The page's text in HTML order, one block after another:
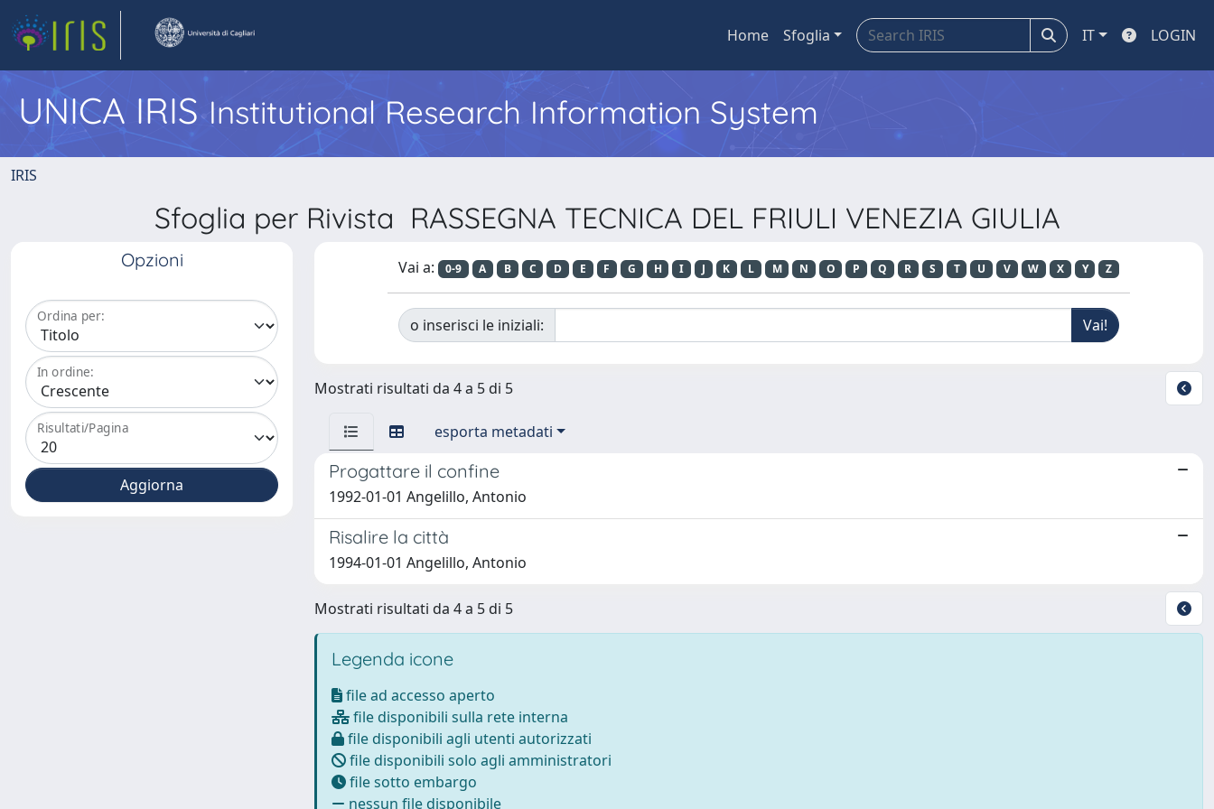
Home Sfoglia IT LOGIN
UNICA IRISInstitutional Research Information System
IRIS
Sfoglia per Rivista RASSEGNA TECNICA DEL FRIULI VENEZIA GIULIA
Opzioni
Ordina per:
In ordine:
Risultati/Pagina
Vai a: 0-9 A B C D E F G H I J K L M N O P Q R S T U V W X Y Z
o inserisci le iniziali:
Mostrati risultati da 4 a 5 di 5
esporta metadati
Progattare il confine
1992-01-01 Angelillo, Antonio
Risalire la città
1994-01-01 Angelillo, Antonio
Mostrati risultati da 4 a 5 di 5
Legenda icone
file ad accesso aperto
file disponibili sulla rete interna
file disponibili agli utenti autorizzati
file disponibili solo agli amministratori
file sotto embargo
nessun file disponibile